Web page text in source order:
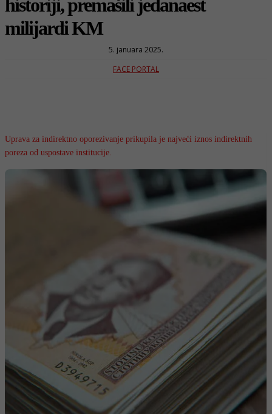
historiji, premašili jedanaest
milijardi KM
5. januara 2025.
FACE PORTAL
Uprava za indirektno oporezivanje prikupila je najveći iznos indirektnih
poreza od uspostave institucije.